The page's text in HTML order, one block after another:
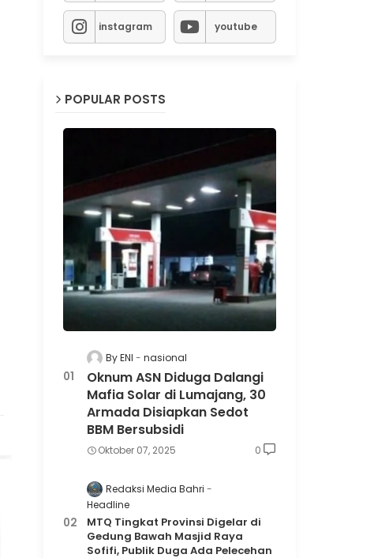
instagram youtube
POPULAR POSTS
By ENI nasional
Oknum ASN Diduga Dalangi
Mafia Solar di Lumajang, 30
Armada Disiapkan Sedot
BBM Bersubsidi
Oktober 07, 2025 0
Redaksi Media Bahri
Headline
MTQ Tingkat Provinsi Digelar di
Gedung Bawah Masjid Raya
Sofifi, Publik Duga Ada Pelecehan